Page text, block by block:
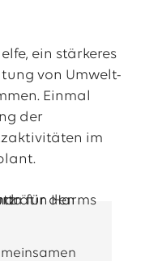
ein stärkeres
von Umwelt-
Einmal
der
im